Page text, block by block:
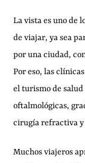
La vista es uno de
de viajar, ya sea
por una ciudad,
Por eso, las
el turismo de
oftalmológicas,
cirugía refractiva y
Muchos viajeros